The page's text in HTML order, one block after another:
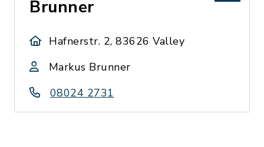
Brunner
Hafnerstr. 2, 83626 Valley
Markus Brunner
08024 2731